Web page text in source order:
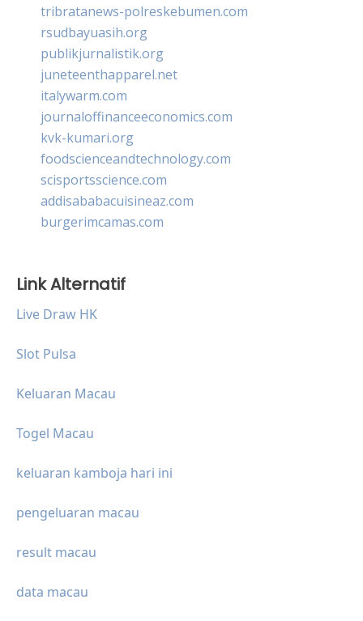
tribratanews-polreskebumen.com
rsudbayuasih.org
publikjurnalistik.org
juneteenthapparel.net
italywarm.com
journaloffinanceeconomics.com
kvk-kumari.org
foodscienceandtechnology.com
scisportsscience.com
addisababacuisineaz.com
burgerimcamas.com
Link Alternatif
Live Draw HK
Slot Pulsa
Keluaran Macau
Togel Macau
keluaran kamboja hari ini
pengeluaran macau
result macau
data macau